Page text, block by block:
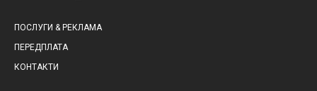
ПОСЛУГИ & РЕКЛАМА
ПЕРЕДПЛАТА
КОНТАКТИ